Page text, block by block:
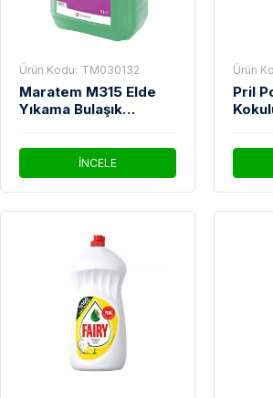
Ürün Kodu: TM030132
Maratem M315 Elde
Yıkama Bulaşık
İNCELE
Ürün
Pril